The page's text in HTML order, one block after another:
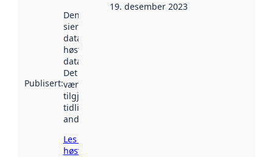
Publisert:
Denne datoen
sier når
datasettet ble
høstet av
data.norge.no.
Det kan ha
vært
tilgjengelig
tidligere
andre steder.
Les mer om
høsting her
19. desember 2023